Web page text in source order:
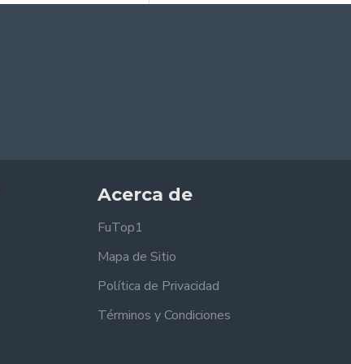
Acerca de
FuTop1
Mapa de Sitio
Política de Privacidad
Términos y Condiciones